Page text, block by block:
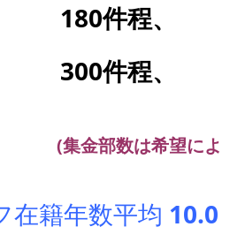
程、
～
程、
(集金部数は希望によ
在籍年数平均 10.0